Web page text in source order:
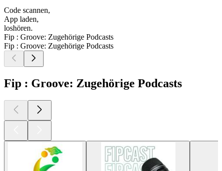
Code scannen,
App laden,
loshören.
Fip : Groove: Zugehörige Podcasts
Fip : Groove: Zugehörige Podcasts
Fip : Groove: Zugehörige Podcasts